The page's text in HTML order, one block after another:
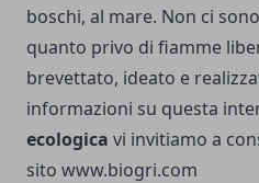
boschi, al mare. Non ci
quanto privo di fiamme
brevettato, ideato e
informazioni su questa
ecologica vi invitiamo a
sito www.biogri.com